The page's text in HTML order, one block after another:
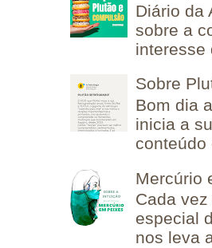
Diário da
sobre a
interesse
Sobre
Bom dia
inicia a
conteúdo
Mercúrio
Cada
especial
nos leva